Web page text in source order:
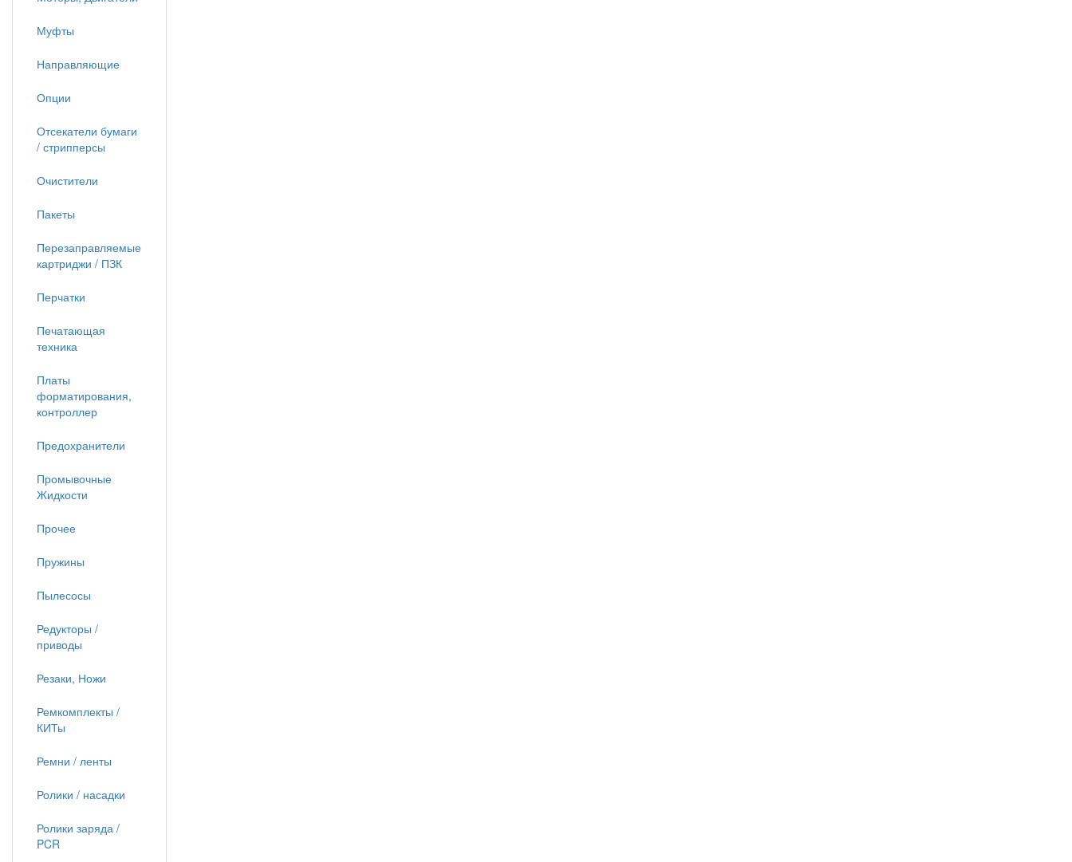
Муфты
Направляющие
Опции
Отсекатели бумаги
/ стрипперсы
Очистители
Пакеты
Перезаправляемые
картриджи / ПЗК
Перчатки
Печатающая
техника
Платы
форматирования,
контроллер
Предохранители
Промывочные
Жидкости
Прочее
Пружины
Пылесосы
Редукторы /
приводы
Резаки, Ножи
Ремкомплекты /
КИТы
Ремни / ленты
Ролики / насадки
Ролики заряда /
PCR